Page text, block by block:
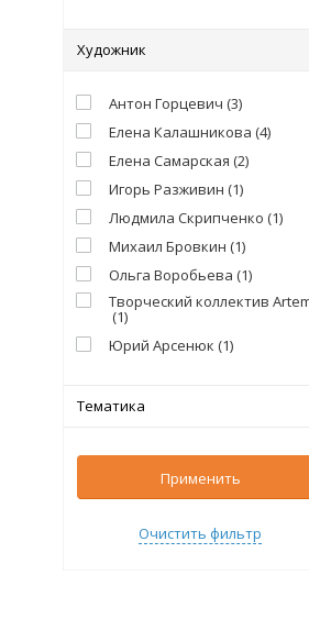
Художник
Антон Горцевич (3)
Елена Калашникова (4)
Елена Самарская (2)
Игорь Разживин (1)
Людмила Скрипченко (1)
Михаил Бровкин (1)
Ольга Воробьева (1)
Творческий коллектив
(1)
Юрий Арсенюк (1)
Тематика
Применить
Очистить фильтр